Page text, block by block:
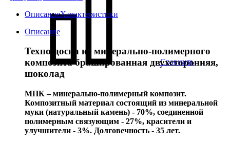
Сравнить
ОписаниеХарактеристики
Описание
Техно-доска из минерально-полимерного
композита брашированная двухсторонняя,
шоколад
МПК – минерально-полимерный композит.
Композитный материал состоящий из минеральной
муки (натуральный камень) - 70%, соединенной
полимерным связующим - 27%, красители и
улучшители - 3%. Долговечность - 35 лет.